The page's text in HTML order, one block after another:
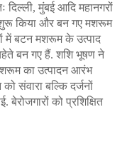
दिल्ली, मुंबई आदि महानगरों
किया और बन गए मशरूम
में बटन मशरूम के उत्पाद
बन गए हैं. शशि भूषण ने
का उत्पादन आरंभ
संवारा बल्कि दर्जनों
को प्रशिक्षित